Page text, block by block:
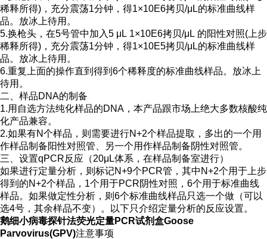
稀释所得)，充分震荡1分钟，得1×10E6拷贝/μL的标准曲线样
品。放冰上待用。
5.换枪头，在5号管中加入5 μL 1×10E6拷贝/μL 的阳性对照(上步
稀释所得)，充分震荡1分钟，得1×10E5拷贝/μL的标准曲线样
品。放冰上待用。
6.重复上面的操作直到得到6个稀释度的标准曲线样品。放冰上
待用。
二、样品DNA的制备
1.用自选方法纯化样品的DNA，本产品跟市场上绝大多数核酸纯
化产品兼容。
2.如果有N个样品，则需要进行N+2个样品提取，多出的一个用
作样品制备阳性对照管、另一个用作样品制备阴性对照管。
三、设置qPCR反应（20μL体系，在样品制备室进行）
如果进行定量分析，则标记N+9个PCR管，其中N+2个用于上步
得到的N+2个样品，1个用于PCR阴性对照，6个用于标准曲线
样品。如果做定性分析，则6个标准曲线样品只选一个做（可以
选4号，其余样品不变）。以下只介绍定量分析的反应设置。
鹅细小病毒探针法荧光定量PCR试剂盒Goose
Parvovirus(GPV)注意事项